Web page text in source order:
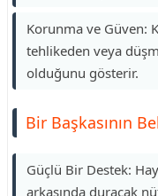
Korunma ve Güven:
tehlikeden veya
olduğunu gösterir.
Bir Başkasının
Güçlü Bir Destek:
arkasında duracak